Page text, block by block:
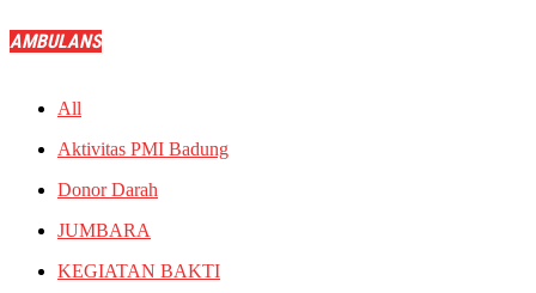
AMBULANS
All
Aktivitas PMI Badung
Donor Darah
JUMBARA
KEGIATAN BAKTI